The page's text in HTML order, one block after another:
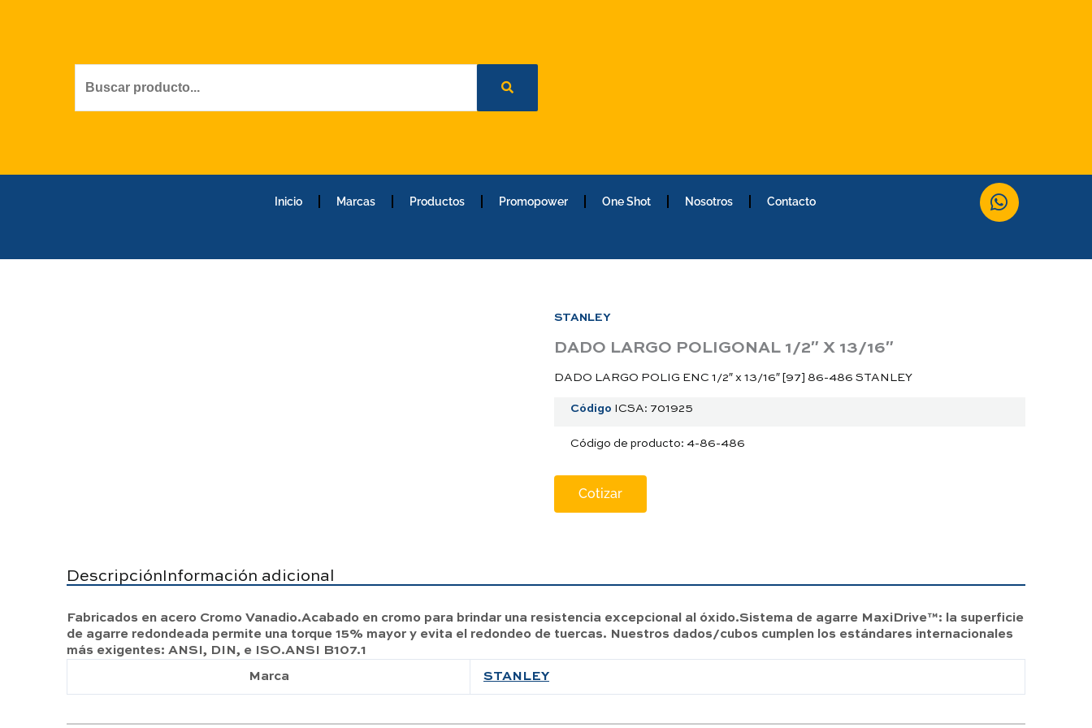
Inicio Marcas Productos Promopower One Shot Nosotros Contacto
W
h
STANLEY
DADO LARGO POLIGONAL 1/2″ X 13/16″
DADO LARGO POLIG ENC 1/2″ x 13/16″ [97] 86-486 STANLEY
Código ICSA: 701925
Código de producto: 4-86-486
Cotizar
DescripciónInformación adicional
Fabricados en acero Cromo Vanadio.Acabado en cromo para brindar una resistencia excepcional al óxido.Sistema de agarre MaxiDrive™: la superficie
de agarre redondeada permite una torque 15% mayor y evita el redondeo de tuercas. Nuestros dados/cubos cumplen los estándares internacionales
más exigentes: ANSI, DIN, e ISO.ANSI B107.1
Marca
STANLEY